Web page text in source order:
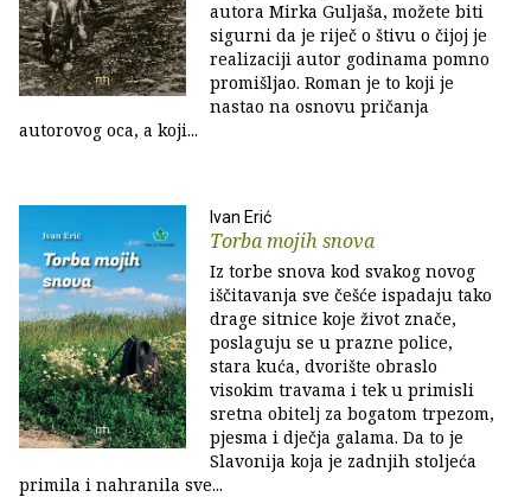
autora Mirka Guljaša, možete biti
sigurni da je riječ o štivu o čijoj je
realizaciji autor godinama pomno
promišljao. Roman je to koji je
nastao na osnovu pričanja
autorovog oca, a koji...
Ivan Erić
Torba mojih snova
Iz torbe snova kod svakog novog
iščitavanja sve češće ispadaju tako
drage sitnice koje život znače,
poslaguju se u prazne police,
stara kuća, dvorište obraslo
visokim travama i tek u primisli
sretna obitelj za bogatom trpezom,
pjesma i dječja galama. Da to je
Slavonija koja je zadnjih stoljeća
primila i nahranila sve...